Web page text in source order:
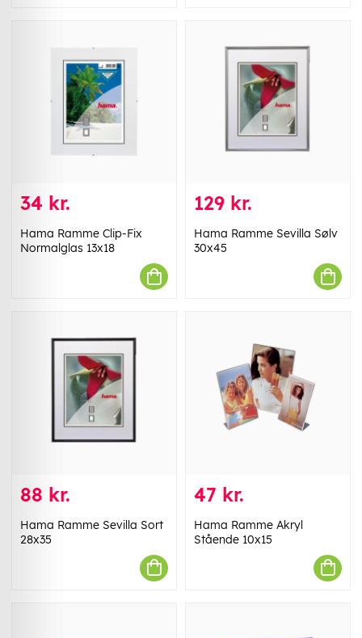
34 kr.
Hama Ramme Clip-Fix
Normalglas 13x18
129 kr.
Hama Ramme Sevilla Sølv
30x45
88 kr.
Hama Ramme Sevilla Sort
28x35
47 kr.
Hama Ramme Akryl
Stående 10x15